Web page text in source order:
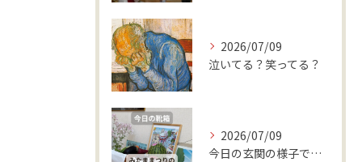
2026/07/09
泣いてる？笑ってる？
2026/07/09
今日の玄関の様子です。